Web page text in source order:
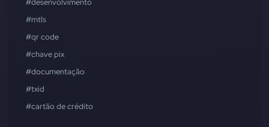
#desenvolvimento
#mtls
#qr code
#chave pix
#documentação
#txid
#cartão de crédito